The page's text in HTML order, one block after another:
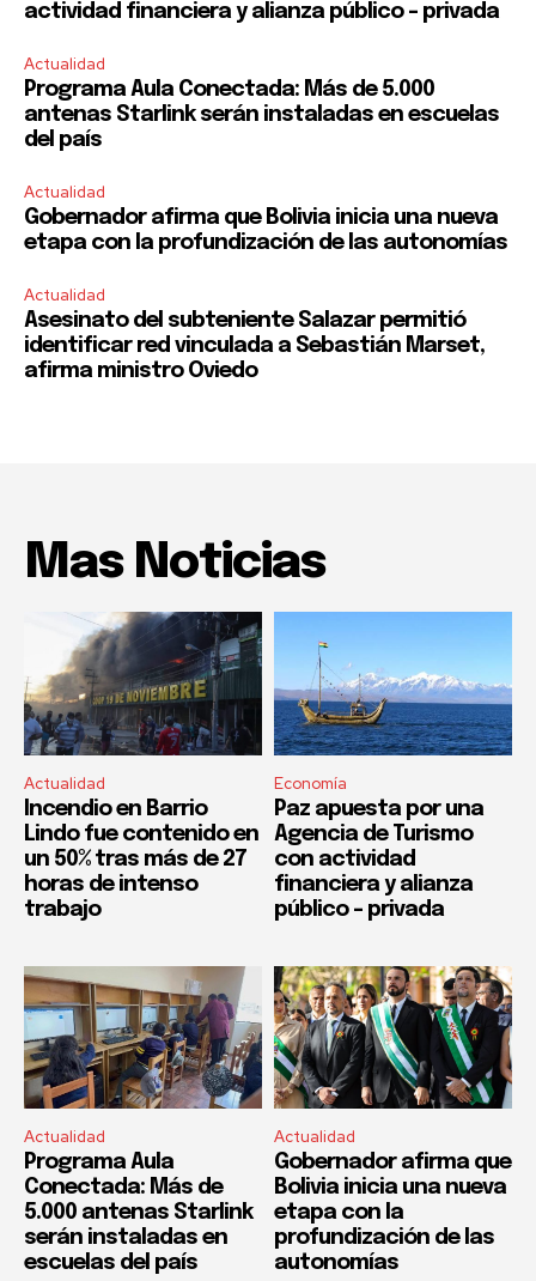
actividad financiera y alianza público – privada
Actualidad
Programa Aula Conectada: Más de 5.000
antenas Starlink serán instaladas en escuelas
del país
Actualidad
Gobernador afirma que Bolivia inicia una nueva
etapa con la profundización de las autonomías
Actualidad
Asesinato del subteniente Salazar permitió
identificar red vinculada a Sebastián Marset,
afirma ministro Oviedo
Mas Noticias
Actualidad
Incendio en Barrio
Lindo fue contenido en
un 50% tras más de 27
horas de intenso
trabajo
Economía
Paz apuesta por una
Agencia de Turismo
con actividad
financiera y alianza
público – privada
Actualidad
Programa Aula
Conectada: Más de
5.000 antenas Starlink
serán instaladas en
escuelas del país
Actualidad
Gobernador afirma que
Bolivia inicia una nueva
etapa con la
profundización de las
autonomías